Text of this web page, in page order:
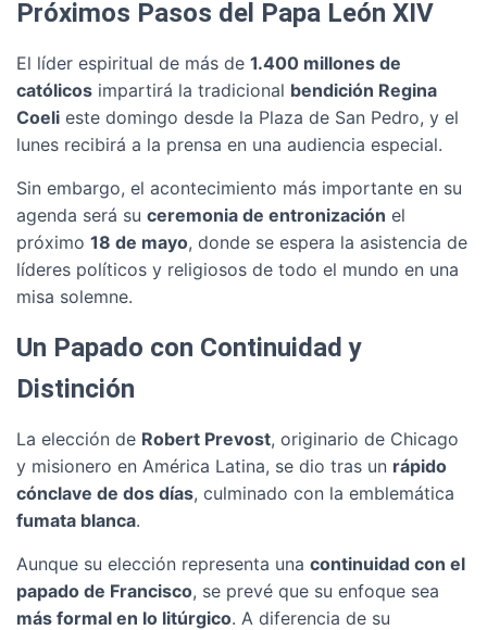
Próximos Pasos del Papa León XIV
El líder espiritual de más de 1.400 millones de
católicos impartirá la tradicional bendición Regina
Coeli este domingo desde la Plaza de San Pedro, y el
lunes recibirá a la prensa en una audiencia especial.
Sin embargo, el acontecimiento más importante en su
agenda será su ceremonia de entronización el
próximo 18 de mayo, donde se espera la asistencia de
líderes políticos y religiosos de todo el mundo en una
misa solemne.
Un Papado con Continuidad y
Distinción
La elección de Robert Prevost, originario de Chicago
y misionero en América Latina, se dio tras un rápido
cónclave de dos días, culminado con la emblemática
fumata blanca.
Aunque su elección representa una continuidad con el
papado de Francisco, se prevé que su enfoque sea
más formal en lo litúrgico. A diferencia de su